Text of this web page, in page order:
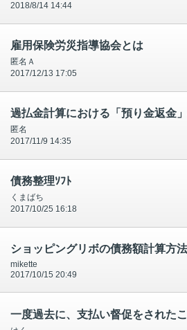
2018/8/14 14:44
雇用保険労災指導協会とは
匿名Ａ
2017/12/13 17:05
過払金計算における「預り金返金
匿名
2017/11/9 14:35
債務整理ｿﾌﾄ
くまばち
2017/10/25 16:18
ショッピングリボの債務額計算方法
mikette
2017/10/15 20:49